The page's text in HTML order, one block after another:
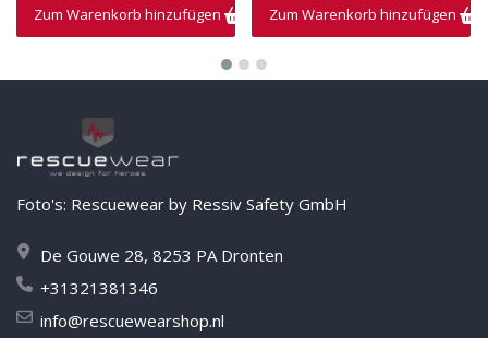
Zum Warenkorb hinzufügen Zum Warenkorb hinzufügen
Foto's: Rescuewear by Ressiv Safety GmbH
De Gouwe 28, 8253 PA Dronten
+31321381346
info@rescuewearshop.nl